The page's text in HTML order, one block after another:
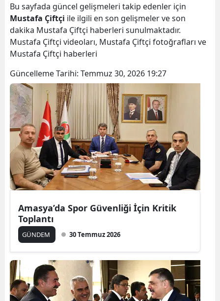
Bu sayfada güncel gelişmeleri takip edenler için
Mustafa Çiftçi ile ilgili en son gelişmeler ve son
dakika Mustafa Çiftçi haberleri sunulmaktadır.
Mustafa Çiftçi videoları, Mustafa Çiftçi fotoğrafları ve
Mustafa Çiftçi haberleri
Güncelleme Tarihi: Temmuz 30, 2026 19:27
Amasya’da Spor Güvenliği İçin Kritik
Toplantı
GÜNDEM 30 Temmuz 2026